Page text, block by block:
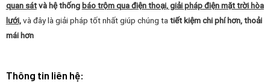
quan sátvà hệ thống báo trộm qua điện thoại, giải pháp điện mặt trời hòa
lưới, và đây là giải pháp tốt nhất giúp chúng tatiết kiệm chi phí hơn, thoải
mái hơn
Thông tin liên hệ: